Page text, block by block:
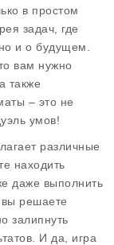
в простом
задач, где
и о будущем.
вам нужно
также
– это не
умов!
различные
находить
даже выполнить
решаете
залипнуть
И да, игра